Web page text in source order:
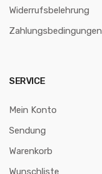
Widerrufsbelehrung
Zahlungsbedingungen
SERVICE
Mein Konto
Sendung
Warenkorb
Wunschliste